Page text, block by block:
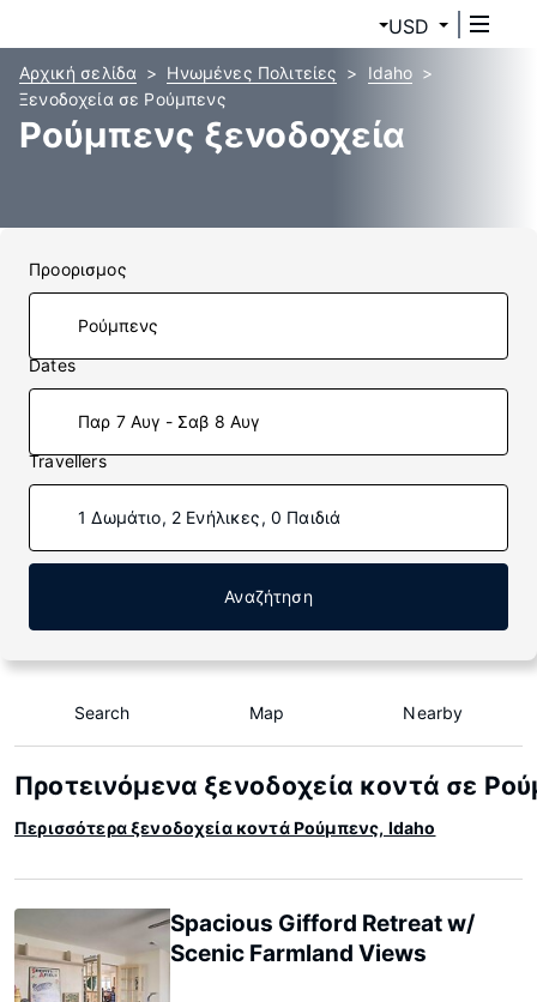
USD
Αρχική σελίδα Ηνωμένες Πολιτείες
Idaho
Ξενοδοχεία σε Ρούμπενς
Ρούμπενς ξενοδοχεία
Προορισμος
Dates
Παρ 7 Αυγ - Σαβ 8 Αυγ
Travellers
1 Δωμάτιο, 2 Ενήλικες, 0 Παιδιά
Αναζήτηση
Search Map Nearby
Προτεινόμενα ξενοδοχεία κοντά σε
Περισσότερα ξενοδοχεία κοντά Ρούμπενς, Idaho
Spacious Gifford Retreat w/
Scenic Farmland Views